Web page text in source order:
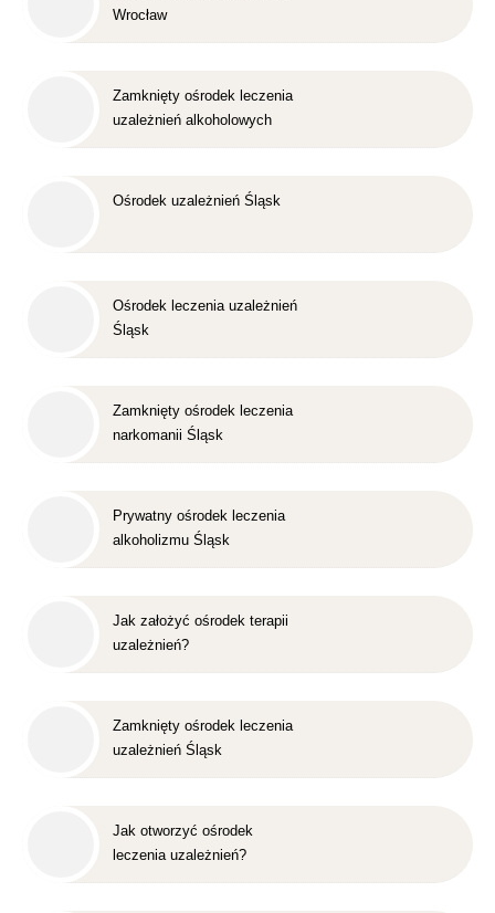
Wrocław
Zamknięty ośrodek leczenia
uzależnień alkoholowych
Ośrodek uzależnień Śląsk
Ośrodek leczenia uzależnień
Śląsk
Zamknięty ośrodek leczenia
narkomanii Śląsk
Prywatny ośrodek leczenia
alkoholizmu Śląsk
Jak założyć ośrodek terapii
uzależnień?
Zamknięty ośrodek leczenia
uzależnień Śląsk
Jak otworzyć ośrodek
leczenia uzależnień?